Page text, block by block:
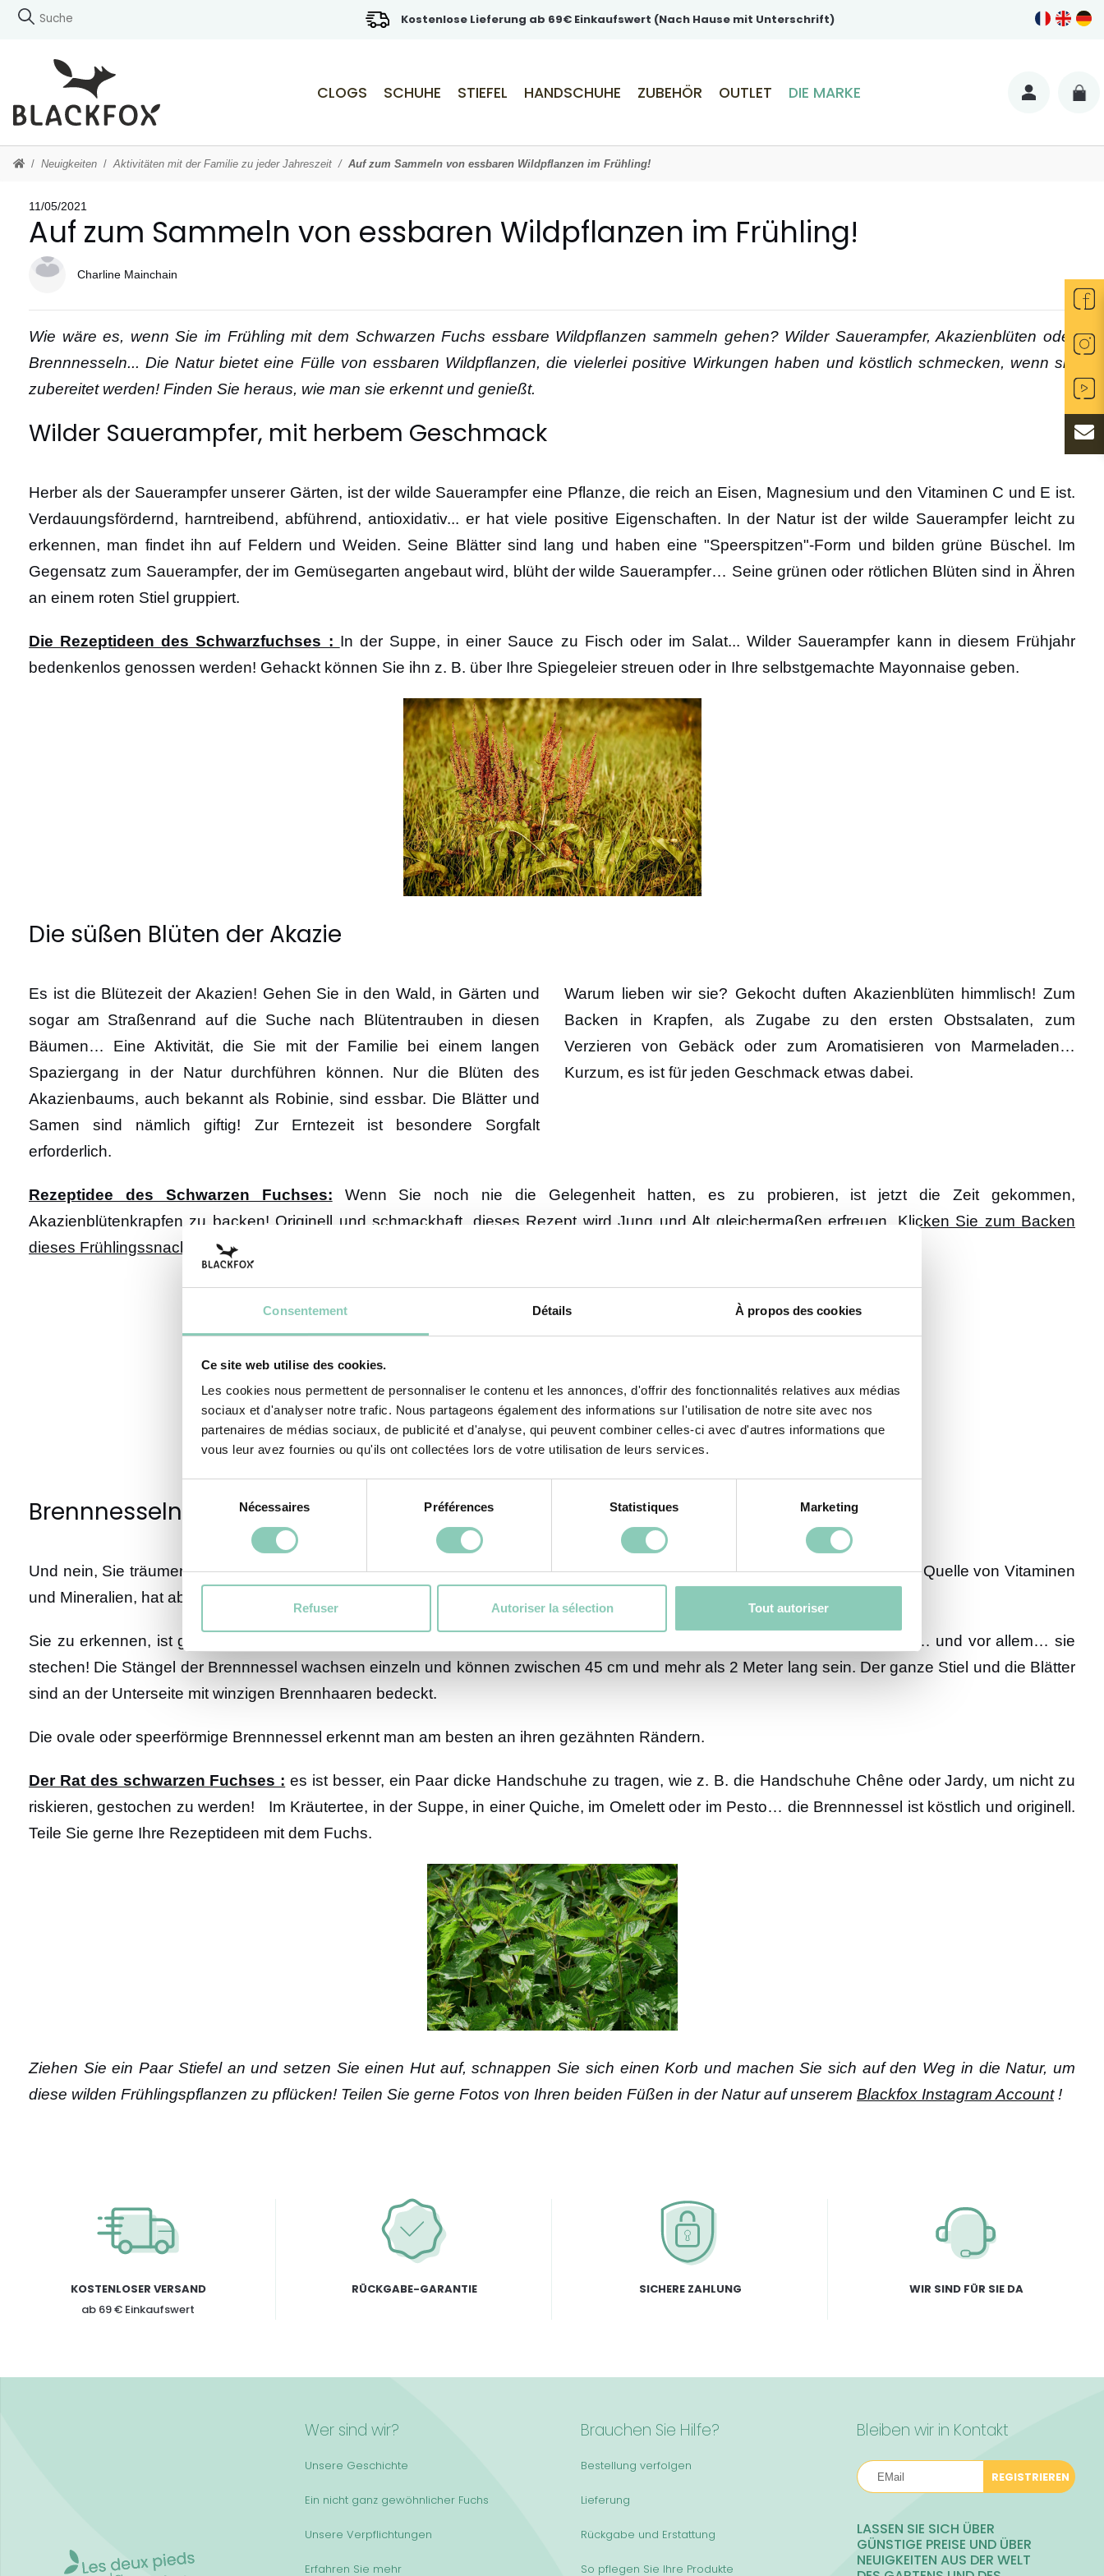
Consentement Détails À propos des cookies
Ce site web utilise des cookies.
Les cookies nous permettent de personnaliser le contenu et les annonces, d'offrir des fonctionnalités relatives aux médias
sociaux et d'analyser notre trafic. Nous partageons également des informations sur l'utilisation de notre site avec nos
partenaires de médias sociaux, de publicité et d'analyse, qui peuvent combiner celles-ci avec d'autres informations que
vous leur avez fournies ou qu'ils ont collectées lors de votre utilisation de leurs services.
consentement
Nécessaires Préférences Statistiques Marketing
Refuser Autoriser la sélection Tout autoriser
Kostenlose Lieferung ab 69€ Einkaufswert (Nach Hause mit Unterschrift)
CLOGS SCHUHE STIEFEL HANDSCHUHE ZUBEHÖR OUTLET DIE MARKE
Neuigkeiten Aktivitäten mit der Familie zu jeder Jahreszeit Auf zum Sammeln von essbaren Wildpflanzen im Frühling!
11/05/2021
Auf zum Sammeln von essbaren Wildpflanzen im Frühling!
Charline Mainchain
Wie wäre es, wenn Sie im Frühling mit dem Schwarzen Fuchs essbare Wildpflanzen sammeln gehen? Wilder Sauerampfer, Akazienblüten oder
Brennnesseln... Die Natur bietet eine Fülle von essbaren Wildpflanzen, die vielerlei positive Wirkungen haben und köstlich schmecken, wenn sie
zubereitet werden! Finden Sie heraus, wie man sie erkennt und genießt.
Wilder Sauerampfer, mit herbem Geschmack
Herber als der Sauerampfer unserer Gärten, ist der wilde Sauerampfer eine Pflanze, die reich an Eisen, Magnesium und den Vitaminen C und E ist.
Verdauungsfördernd, harntreibend, abführend, antioxidativ... er hat viele positive Eigenschaften. In der Natur ist der wilde Sauerampfer leicht zu
erkennen, man findet ihn auf Feldern und Weiden. Seine Blätter sind lang und haben eine "Speerspitzen"-Form und bilden grüne Büschel. Im
Gegensatz zum Sauerampfer, der im Gemüsegarten angebaut wird, blüht der wilde Sauerampfer… Seine grünen oder rötlichen Blüten sind in Ähren
an einem roten Stiel gruppiert.
Die Rezeptideen des Schwarzfuchses : In der Suppe, in einer Sauce zu Fisch oder im Salat... Wilder Sauerampfer kann in diesem Frühjahr
bedenkenlos genossen werden! Gehackt können Sie ihn z. B. über Ihre Spiegeleier streuen oder in Ihre selbstgemachte Mayonnaise geben.
Die süßen Blüten der Akazie
Es ist die Blütezeit der Akazien! Gehen Sie in den Wald, in Gärten und
sogar am Straßenrand auf die Suche nach Blütentrauben in diesen
Bäumen… Eine Aktivität, die Sie mit der Familie bei einem langen
Spaziergang in der Natur durchführen können. Nur die Blüten des
Akazienbaums, auch bekannt als Robinie, sind essbar. Die Blätter und
Samen sind nämlich giftig! Zur Erntezeit ist besondere Sorgfalt
erforderlich.
Warum lieben wir sie? Gekocht duften Akazienblüten himmlisch! Zum
Backen in Krapfen, als Zugabe zu den ersten Obstsalaten, zum
Verzieren von Gebäck oder zum Aromatisieren von Marmeladen…
Kurzum, es ist für jeden Geschmack etwas dabei.
Rezeptidee des Schwarzen Fuchses: Wenn Sie noch nie die Gelegenheit hatten, es zu probieren, ist jetzt die Zeit gekommen,
Akazienblütenkrapfen zu backen! Originell und schmackhaft, dieses Rezept wird Jung und Alt gleichermaßen erfreuen. Klicken Sie zum Backen
dieses Frühlingssnacks
Brennnesseln (ohne sich zu stechen…)
Und nein, Sie träumen nicht! Die Brennnessel ist eine essbare Pflanze und schmeckt sehr gut… Eine nahrhafte Pflanze, eine Quelle von Vitaminen
und Mineralien, hat aber auch medizinische Wirkungen. Die Brennnessel ist eines der vielen Geschenke der Natur!
Sie zu erkennen, ist ganz einfach. Sie wächst in reichhaltigen und feuchten Böden, am Rande von Flüssen oder in Gräben… und vor allem… sie
stechen! Die Stängel der Brennnessel wachsen einzeln und können zwischen 45 cm und mehr als 2 Meter lang sein. Der ganze Stiel und die Blätter
sind an der Unterseite mit winzigen Brennhaaren bedeckt.
Die ovale oder speerförmige Brennnessel erkennt man am besten an ihren gezähnten Rändern.
Der Rat des schwarzen Fuchses : es ist besser, ein Paar dicke Handschuhe zu tragen, wie z. B. die Handschuhe Chêne oder Jardy, um nicht zu
riskieren, gestochen zu werden! Im Kräutertee, in der Suppe, in einer Quiche, im Omelett oder im Pesto… die Brennnessel ist köstlich und originell.
Teile Sie gerne Ihre Rezeptideen mit dem Fuchs.
Ziehen Sie ein Paar Stiefel an und setzen Sie einen Hut auf, schnappen Sie sich einen Korb und machen Sie sich auf den Weg in die Natur, um
diese wilden Frühlingspflanzen zu pflücken! Teilen Sie gerne Fotos von Ihren beiden Füßen in der Natur auf unserem Blackfox Instagram Account!
KOSTENLOSER VERSAND
ab 69 € Einkaufswert
RÜCKGABE-GARANTIE SICHERE ZAHLUNG WIR SIND FÜR SIE DA
Bleiben wir in Kontakt
REGISTRIEREN
LASSEN SIE SICH ÜBER
GÜNSTIGE PREISE UND ÜBER
NEUIGKEITEN AUS DER WELT
Wer sind wir?
Unsere Geschichte
Ein nicht ganz gewöhnlicher Fuchs
Unsere Verpflichtungen
Erfahren Sie mehr
Brauchen Sie Hilfe?
Bestellung verfolgen
Lieferung
Rückgabe und Erstattung
So pflegen Sie Ihre Produkte